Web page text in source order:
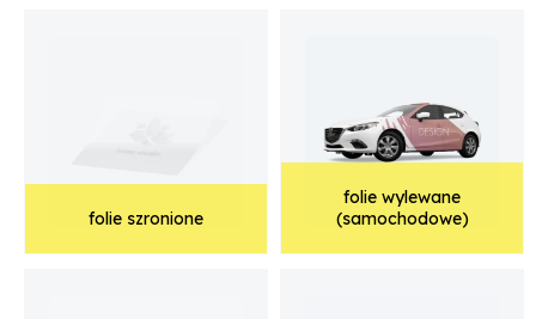
folie szronione
folie wylewane
(samochodowe)